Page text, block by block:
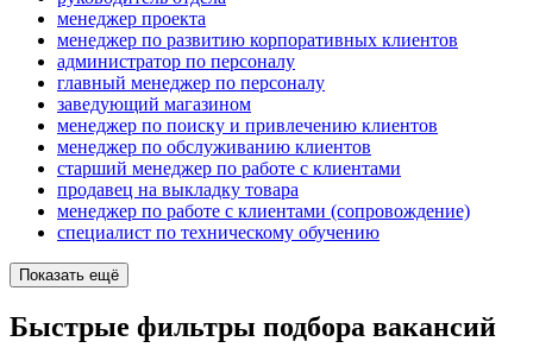
менеджер проекта
менеджер по развитию корпоративных клиентов
администратор по персоналу
главный менеджер по персоналу
заведующий магазином
менеджер по поиску и привлечению клиентов
менеджер по обслуживанию клиентов
старший менеджер по работе с клиентами
продавец на выкладку товара
менеджер по работе с клиентами (сопровождение)
специалист по техническому обучению
Показать ещё
Быстрые фильтры подбора вакансий